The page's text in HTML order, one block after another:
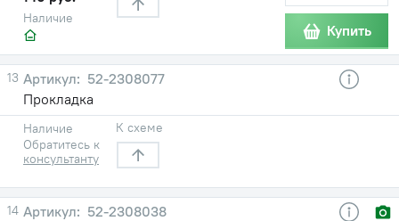
Наличие
Купить
13
52-2308077
Прокладка
Наличие
Обратитесь к
консультанту
К схеме
14
52-2308038